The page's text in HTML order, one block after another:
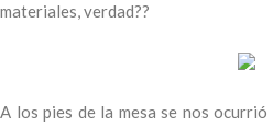
materiales, verdad??
A los pies de la mesa se nos